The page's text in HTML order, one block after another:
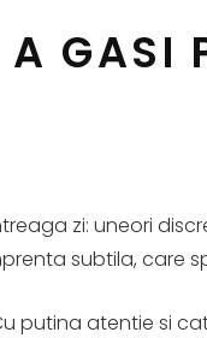
GASI
zi: uneori
subtila, care
putina atentie si